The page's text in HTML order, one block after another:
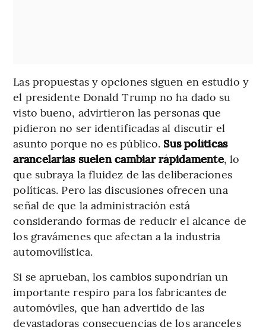
Las propuestas y opciones siguen en estudio y
el presidente Donald Trump no ha dado su
visto bueno, advirtieron las personas que
pidieron no ser identificadas al discutir el
asunto porque no es público. Sus políticas
arancelarias suelen cambiar rápidamente, lo
que subraya la fluidez de las deliberaciones
políticas. Pero las discusiones ofrecen una
señal de que la administración está
considerando formas de reducir el alcance de
los gravámenes que afectan a la industria
automovilística.
Si se aprueban, los cambios supondrían un
importante respiro para los fabricantes de
automóviles, que han advertido de las
devastadoras consecuencias de los aranceles